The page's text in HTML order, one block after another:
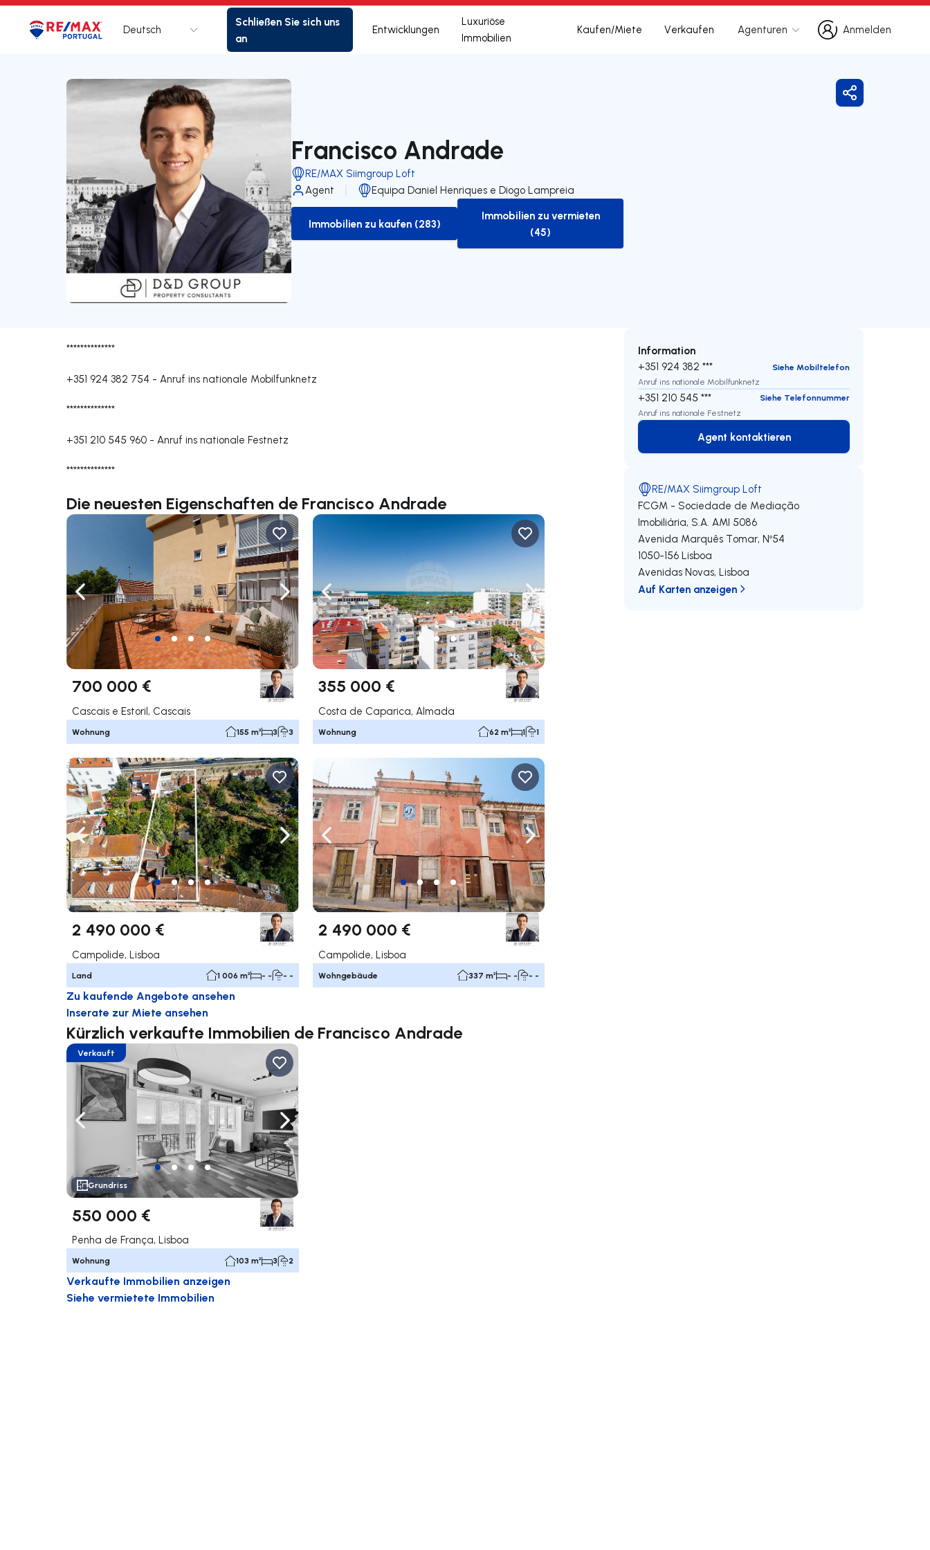
Logo Zur Startseite
Deutsch
Schließen Sie sich uns
an
Entwicklungen
Luxuriöse
Immobilien
Kaufen/Miete Verkaufen Agenturen
Anmelden
Anmelden
Francisco Andrade
RE/MAX Siimgroup Loft
Agent
Equipa Daniel Henriques e Diogo Lampreia
to-buy-listing
Immobilien zu kaufen (283)
to-rent-listing
Immobilien zu vermieten
(45)
Freigeben
**************
+351 924 382 754 - Anruf ins nationale Mobilfunknetz
**************
+351 210 545 960 - Anruf ins nationale Festnetz
**************
Die neuesten Eigenschaften de Francisco Andrade
Nach links navigieren Nach rechts navigieren
700 000 €
Cascais e Estoril, Cascais
Wohnung 155 m² 3 3
Nach links navigieren Nach rechts navigieren
355 000 €
Costa de Caparica, Almada
Wohnung 62 m² 1 1
Nach links navigieren Nach rechts navigieren
2 490 000 €
Campolide, Lisboa
Land 1 006 m² - - - -
Nach links navigieren Nach rechts navigieren
2 490 000 €
Campolide, Lisboa
Wohngebäude 337 m² - - - -
Zu kaufende Angebote ansehen
Inserate zur Miete ansehen
Kürzlich verkaufte Immobilien de Francisco Andrade
Nach links navigieren Nach rechts navigieren
Verkauft
Grundriss
550 000 €
Penha de França, Lisboa
Wohnung 103 m² 3 2
Verkaufte Immobilien anzeigen
Siehe vermietete Immobilien
Information
+351 924 382 ***
Siehe Mobiltelefon
Anruf ins nationale Mobilfunknetz
+351 210 545 ***
Siehe Telefonnummer
Anruf ins nationale Festnetz
Agent kontaktieren
Agent kontaktieren
RE/MAX Siimgroup Loft
FCGM - Sociedade de Mediação
Imobiliária, S.A. AMI 5086
Avenida Marquês Tomar, Nº54
1050-156 Lisboa
Avenidas Novas,Lisboa
Auf Karten anzeigen